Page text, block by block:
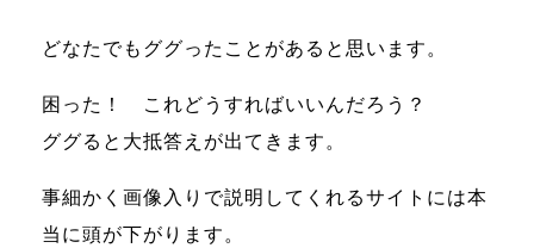
どなたでもググったことがあると思います。
困った！ これどうすればいいんだろう？
ググると大抵答えが出てきます。
事細かく画像入りで説明してくれるサイトには本
当に頭が下がります。